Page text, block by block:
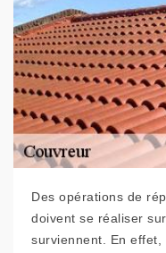
Des opérations de
doivent se réaliser
surviennent. En